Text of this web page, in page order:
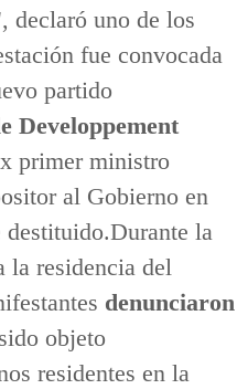
declaró uno de los
fue convocada
partido
Developpement
primer ministro
al Gobierno en
destituido.Durante la
la residencia del
denunciaron
objeto
residentes en la